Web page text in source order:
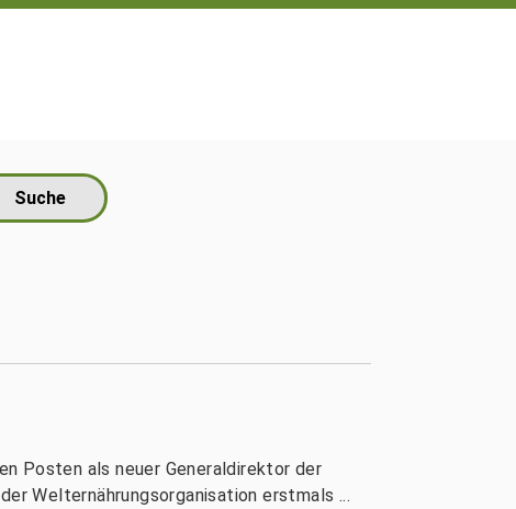
Posten als neuer Generaldirektor der
Welternährungsorganisation erstmals ...